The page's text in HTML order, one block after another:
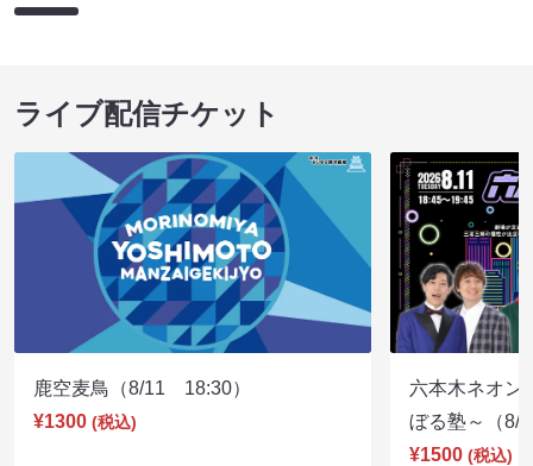
ライブ配信チケット
鹿空麦鳥（8/11 18:30）
¥1300 (税込)
六本木ネオン
ぼる塾～（
¥1500 (税込)